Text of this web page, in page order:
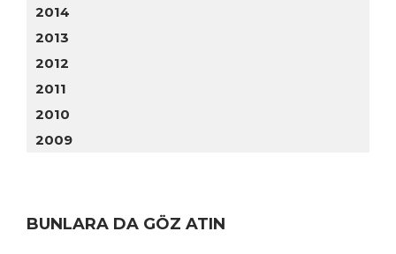
2014
2013
2012
2011
2010
2009
BUNLARA DA GÖZ ATIN